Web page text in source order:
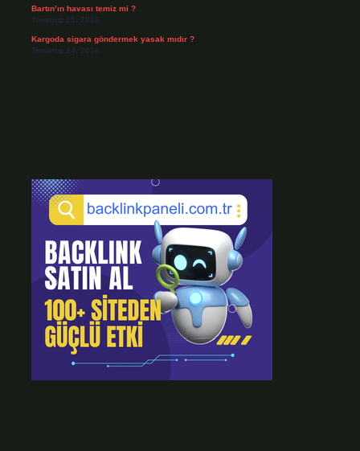
Bartın’ın havası temiz mi ?
Temmuz 25, 2026
Kargoda sigara göndermek yasak mıdır ?
Temmuz 24, 2026